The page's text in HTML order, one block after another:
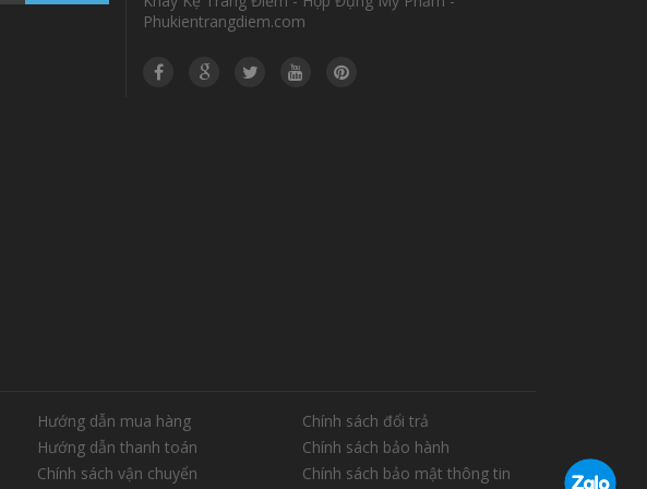
Phukientrangdiem.com
Hướng dẫn mua hàng
Hướng dẫn thanh toán
Chính sách vận chuyển
Chính sách đổi trả
Chính sách bảo hành
Chính sách bảo mật thông tin